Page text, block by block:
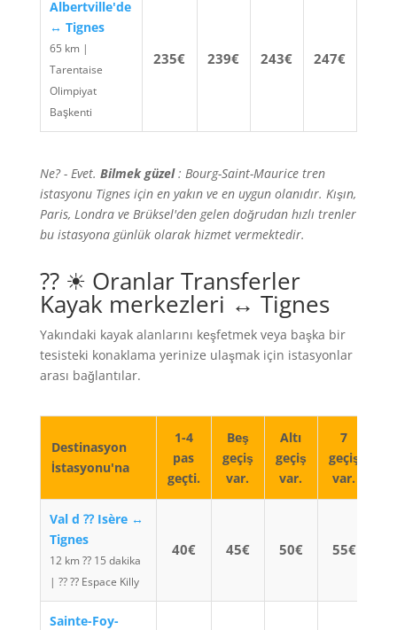
Albertville'de
↔ Tignes
65 km |
Tarentaise
Olimpiyat
Başkenti
235€ 239€ 243€ 247€
Ne? - Evet. Bilmek güzel: Bourg-Saint-Maurice tren
istasyonu Tignes için en yakın ve en uygun olanıdır. Kışın,
Paris, Londra ve Brüksel'den gelen doğrudan hızlı trenler
bu istasyona günlük olarak hizmet vermektedir.
?? ☀ Oranlar Transferler
Kayak merkezleri ↔ Tignes
Yakındaki kayak alanlarını keşfetmek veya başka bir
tesisteki konaklama yerinize ulaşmak için istasyonlar
arası bağlantılar.
Destinasyon
İstasyonu'na
1-4
pas
geçti.
Beş
geçiş
var.
Altı
geçiş
var.
7
geçiş
var.
Val d ⁇ Isère ↔
Tignes
12 km ⁇ 15 dakika
| ?? ⁇ Espace Killy
40€ 45€ 50€ 55€
Sainte-Foy-